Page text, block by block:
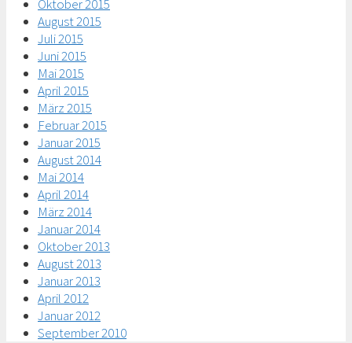
Oktober 2015
August 2015
Juli 2015
Juni 2015
Mai 2015
April 2015
März 2015
Februar 2015
Januar 2015
August 2014
Mai 2014
April 2014
März 2014
Januar 2014
Oktober 2013
August 2013
Januar 2013
April 2012
Januar 2012
September 2010